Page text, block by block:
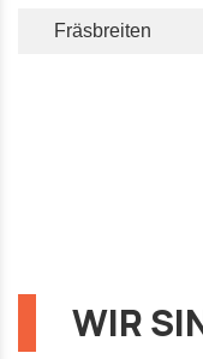
Fräsbreiten
WIR